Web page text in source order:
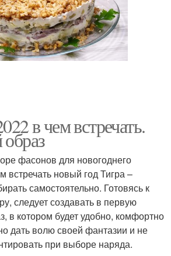
в чем встречать.
фасонов для новогоднего
встречать новый год Тигра –
самостоятельно. Готовясь к
следует создавать в первую
в котором будет удобно, комфортно
дать волю своей фантазии и не
при выборе наряда.